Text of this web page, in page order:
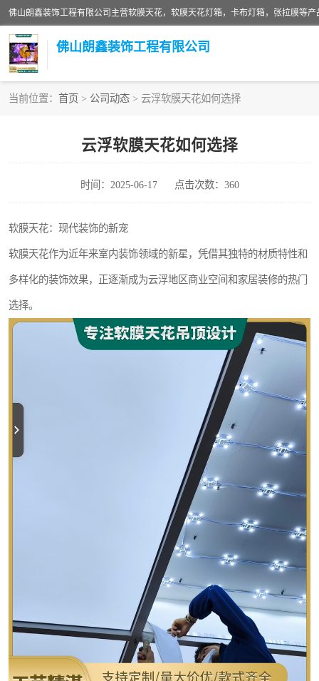
佛山朗鑫装饰工程有限公司
当前位置： 首页 > 公司动态 > 云浮软膜天花如何选择
云浮软膜天花如何选择
时间：2025-06-17 点击次数：360
软膜天花：现代装饰的新宠
软膜天花作为近年来室内装饰领域的新星，凭借其独特的材质特性和
多样化的装饰效果，正逐渐成为云浮地区商业空间和家居装修的热门
选择。